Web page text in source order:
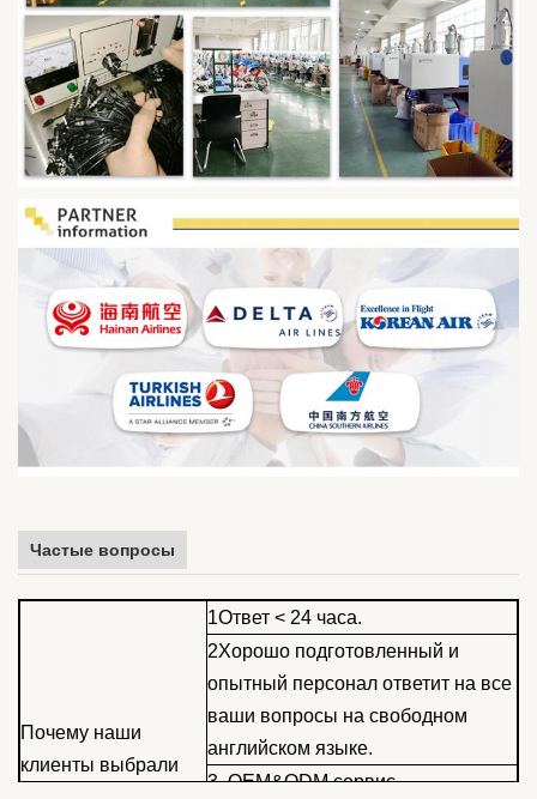
Частые вопросы
Почему наши
клиенты выбрали
1Ответ < 24 часа.
2Хорошо подготовленный и
опытный персонал ответит на все
ваши вопросы на свободном
английском языке.
3. OEM&ODM сервис